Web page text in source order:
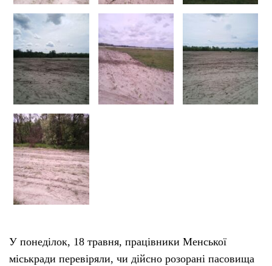
Тендери
Довідник
Контакти
Рекламні прайси
Підтримати «місцевих»
Редакційна політика
У понеділок, 18 травня, працівники Менської
міськради перевіряли, чи дійсно розорані пасовища